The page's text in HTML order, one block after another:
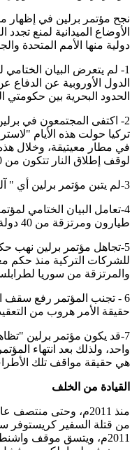
نجح مؤتمر برلين في إظهار
دولية منها الأمم المتحدة والجامعة العربية ، و12 دولة أبرزهم الدول دائمة العضوية في مجلس الأمن والدول الإقليمية
1- لم يتعرض البيان
الدول الأوروبية عن
الحدود البحرية بين حكومتي
لوقف إطلاق النار تتكون من 10 مراقبين منهم 5 من الجيش الليبي والـ 5 الأخرون من الميليشيات التي انتهكت 42 هدنة من قبل في بنغازي.
3-لم يتبن مؤتمر برلين أي " آلية عقابية" على الطرف الذي يخرق الهدنة، والمعروف أن حكومة السراج مختطفة من جانب الميليشيات في طرابلس ولا يستطيع السراج التأثير عليها.
طيارون ومرتزقة من 40 دولة مع حكومة السراج أبرزها الطيارون من البرتغال الذين سقطوا في قبضة الجيش الليبي.
للشركات التركية منذ حكم
والمرتزقة من سوريا
6 - تجنب المؤتمر رفع سقف
حقيقة الأمر هروب من
7-قد يكون مؤتمر برلين
واحد، ولذلك بعد انتهاء
هي حقيقة مواقف تلك
القيادة من الخلف